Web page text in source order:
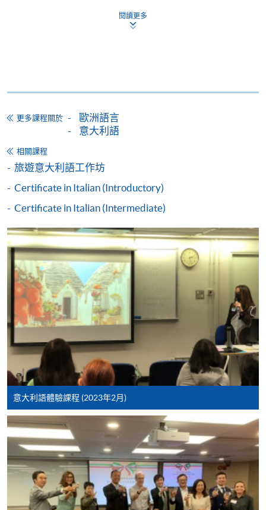
Mastercard（包括「香港大學專業進修學院
學中心作付款安排。
如欲了解如何於網上報讀新課程及繳費，請瀏覽網上
申請/報讀指南 :
-短期課程
報讀同一學歷頒授課程內其他單元
個別課程為須報讀同一學歷頒授課程及其他單元或繳
交下期學費的學員，提供網上服務，如學員就讀的課
程設有此服務，課程負責人會通知學員有關程序。
網上支付可通過「繳費靈」(PPS) (不適用於手機)、
VISA 或 Mastercard、「微信支付」(Online WeChat
Pay) 、「支付寶」(Online Alipay) 或 「轉數快」(FPS)
繳付學費。
親身報名/郵遞
報讀新課程
凡以「先到先得」為取錄方式的課程，請填妥
SF26報名表，親往
報名中心或以郵遞方式連同學
閱讀更多
更多課程關於
歐洲語言
意大利語
相關課程
旅遊意大利語工作坊
Certificate in Italian (Introductory)
Certificate in Italian (Intermediate)
意大利語體驗課程 (2023年2月)